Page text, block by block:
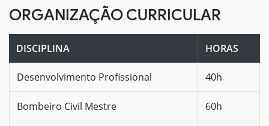
ORGANIZAÇÃO CURRICULAR
DISCIPLINA HORAS
Desenvolvimento Profissional 40h
Bombeiro Civil Mestre 60h